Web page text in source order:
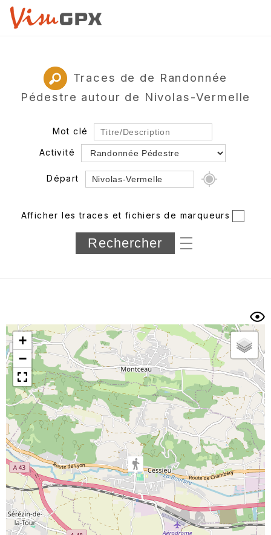
Traces de de Randonnée
Pédestre autour de Nivolas-Vermelle
Mot clé
Activité
Départ
Département
Longueur min/max
Trier par
Horodatage Photos
Afficher les traces et fichiers de marqueurs
+
−